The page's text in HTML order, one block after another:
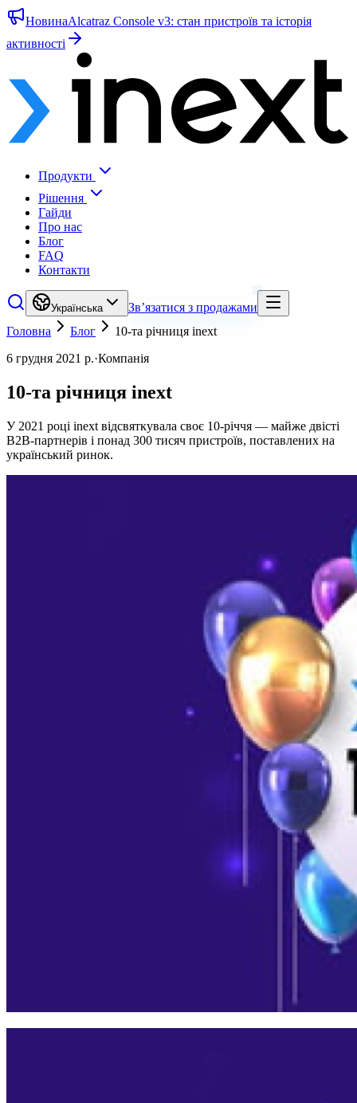
НовинаAlcatraz Console v3: стан пристроїв та історія
активності
Продукти
Рішення
Гайди
Про нас
Блог
FAQ
Контакти
Українська
Зв’язатися з продажами
Головна
Блог
10-та річниця inext
6 грудня 2021 р.·Компанія
10-та річниця inext
У 2021 році inext відсвяткувала своє 10-річчя — майже двісті
B2B-партнерів і понад 300 тисяч пристроїв, поставлених на
український ринок.